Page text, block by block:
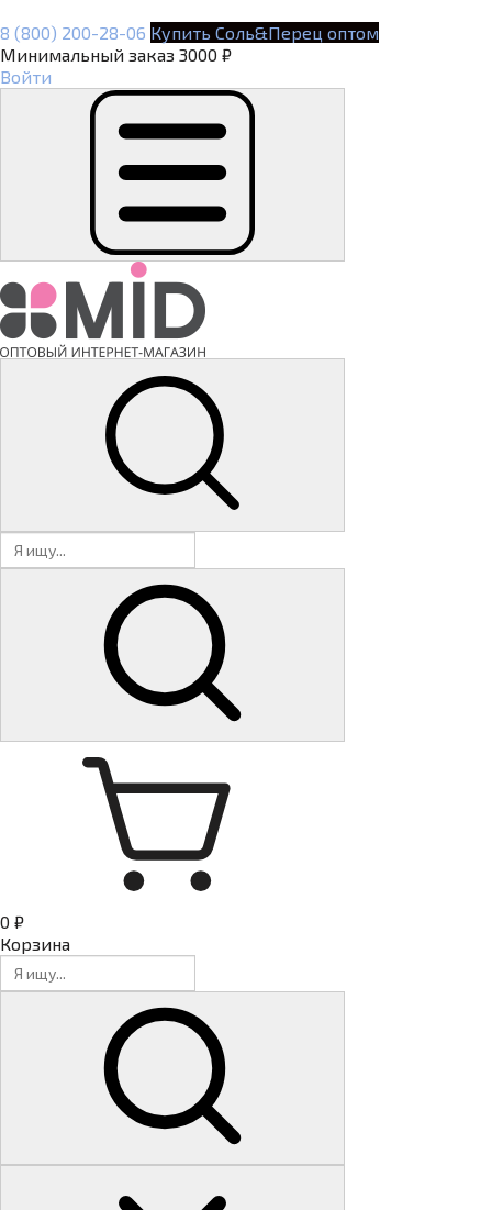
8 (800) 200-28-06 Купить Соль&Перец оптом
Минимальный заказ 3000 ₽
Войти
0 ₽
Корзина